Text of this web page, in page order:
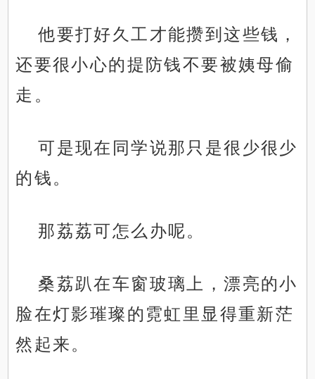
他要打好久工才能攒到这些钱，
还要很小心的提防钱不要被姨母偷
走。
可是现在同学说那只是很少很少
的钱。
那荔荔可怎么办呢。
桑荔趴在车窗玻璃上，漂亮的小
脸在灯影璀璨的霓虹里显得重新茫
然起来。